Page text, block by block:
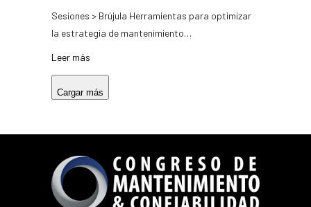
Sesiones > Brújula Herramientas para optimizar
la estrategia de mantenimiento…
Leer más
Cargar más